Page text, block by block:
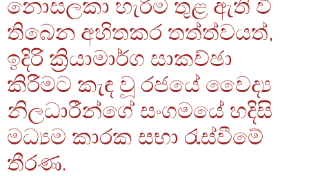
නොසලකා හැරීම තුළ ඇති වී
තිබෙන අහිතකර තත්ත්වයත්,
ඉදිරි ක්‍රියාමාර්ග සාකච්ඡා
කිරීමට කැඳ වූ රජයේ වෛද්‍ය
නිලධාරීන්ගේ සංගමයේ හදිසි
මධ්‍යම කාරක සභා රැස්වීමේ
තීරණ.